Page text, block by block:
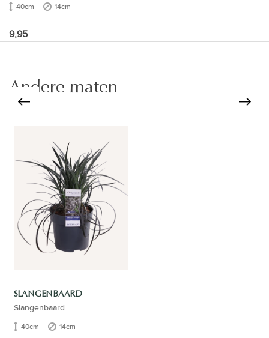
40cm 14cm
9,95
Andere maten
SLANGENBAARD
Slangenbaard
40cm 14cm